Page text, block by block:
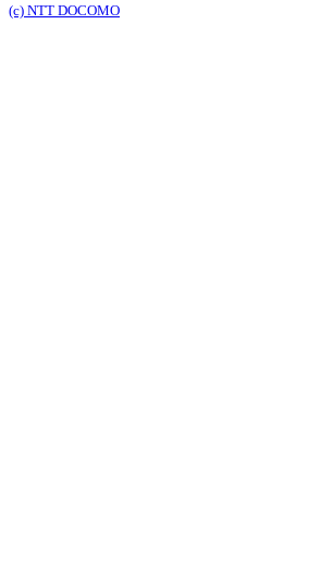
(c) NTT DOCOMO